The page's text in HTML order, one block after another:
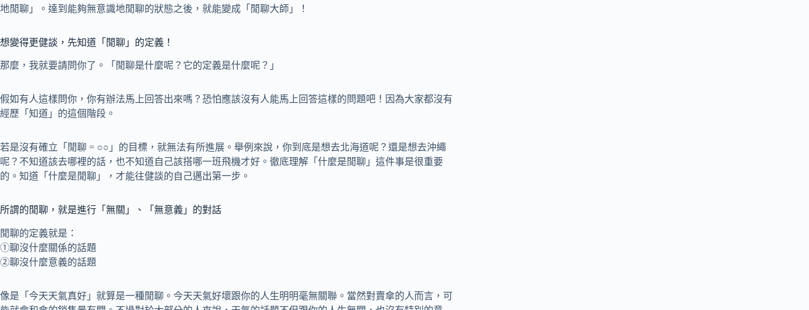
地閒聊」。達到能夠無意識地閒聊的狀態之後，就能變成「閒聊大師」！
想變得更健談，先知道「閒聊」的定義！
那麼，我就要請問你了。「閒聊是什麼呢？它的定義是什麼呢？」
假如有人這樣問你，你有辦法馬上回答出來嗎？恐怕應該沒有人能馬上回答這樣的問題吧！因為大家都沒有
經歷「知道」的這個階段。
若是沒有確立「閒聊 = ○○」的目標，就無法有所進展。舉例來說，你到底是想去北海道呢？還是想去沖繩
呢？不知道該去哪裡的話，也不知道自己該搭哪一班飛機才好。徹底理解「什麼是閒聊」這件事是很重要
的。知道「什麼是閒聊」，才能往健談的自己邁出第一步。
所謂的閒聊，就是進行「無關」、「無意義」的對話
閒聊的定義就是：
①聊沒什麼關係的話題
②聊沒什麼意義的話題
像是「今天天氣真好」就算是一種閒聊。今天天氣好壞跟你的人生明明毫無關聯。當然對賣傘的人而言，可